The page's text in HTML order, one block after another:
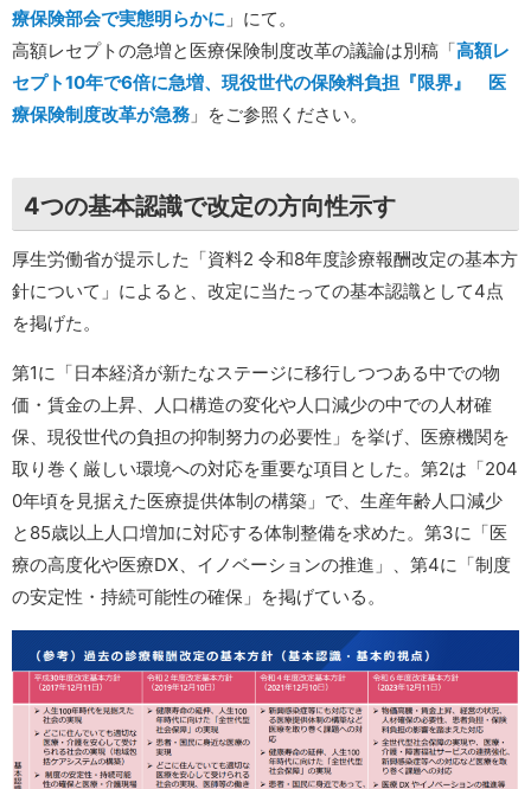
療保険部会で実態明らかに 」にて。
高額レセプトの急増と医療保険制度改革の議論は別稿「高額レ
セプト10年で6倍に急増、現役世代の保険料負担『限界』 医
療保険制度改革が急務 」をご参照ください。
4つの基本認識で改定の方向性示す
厚生労働省が提示した「資料2 令和8年度診療報酬改定の基本方
針について」によると、改定に当たっての基本認識として4点
を掲げた。
第1に「日本経済が新たなステージに移行しつつある中での物
価・賃金の上昇、人口構造の変化や人口減少の中での人材確
保、現役世代の負担の抑制努力の必要性」を挙げ、医療機関を
取り巻く厳しい環境への対応を重要な項目とした。第2は「204
0年頃を見据えた医療提供体制の構築」で、生産年齢人口減少
と85歳以上人口増加に対応する体制整備を求めた。第3に「医
療の高度化や医療DX、イノベーションの推進」、第4に「制度
の安定性・持続可能性の確保」を掲げている。